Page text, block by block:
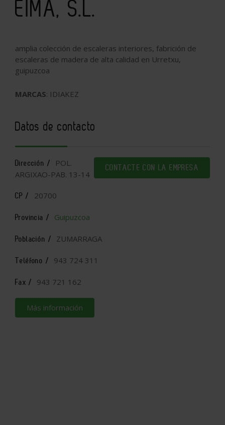
EIMA, S.L.
amplia colección de escaleras interiores, fabrición de
escaleras de madera de alta calidad en Urretxu,
guipuzcoa
MARCAS: IDIAKEZ
Datos de contacto
CONTACTE CON LA EMPRESA
Dirección /
POL.
ARGIXAO-PAB. 13-14
CP / 20700
Provincia / Guipuzcoa
Población / ZUMARRAGA
Teléfono / 943 724 311
Fax / 943 721 162
Más información